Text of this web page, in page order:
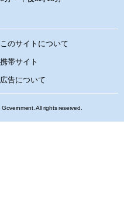
このサイトについて
携帯サイト
広告について
All rights reserved.